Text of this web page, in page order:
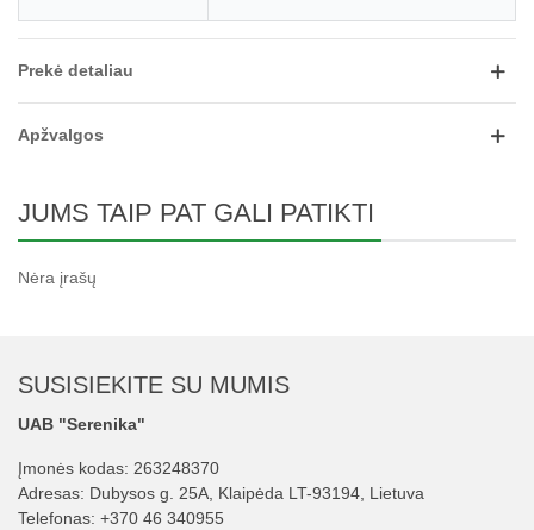
Prekė detaliau
Apžvalgos
JUMS TAIP PAT GALI PATIKTI
Nėra įrašų
SUSISIEKITE SU MUMIS
UAB "Serenika"
Įmonės kodas: 263248370
Adresas: Dubysos g. 25A, Klaipėda LT-93194, Lietuva
Telefonas: +370 46 340955